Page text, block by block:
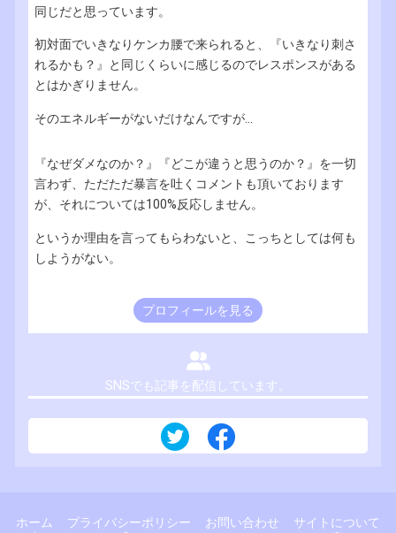
同じだと思っています。
初対面でいきなりケンカ腰で来られると、『いきなり刺さ
れるかも？』と同じくらいに感じるのでレスポンスがある
とはかぎりません。
そのエネルギーがないだけなんですが...
『なぜダメなのか？』『どこが違うと思うのか？』を一切
言わず、ただただ暴言を吐くコメントも頂いております
が、それについては100%反応しません。
というか理由を言ってもらわないと、こっちとしては何も
しようがない。
プロフィールを見る
SNSでも記事を配信しています。
ホーム プライバシーポリシー お問い合わせ サイトについて